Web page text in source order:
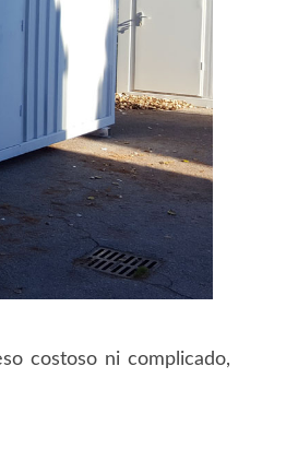
costoso ni complicado,